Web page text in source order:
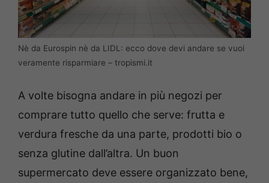
Nè da Eurospin nè da LIDL: ecco dove devi andare se vuoi
veramente risparmiare – tropismi.it
A volte bisogna andare in più negozi per
comprare tutto quello che serve: frutta e
verdura fresche da una parte, prodotti bio o
senza glutine dall’altra. Un buon
supermercato deve essere organizzato bene,